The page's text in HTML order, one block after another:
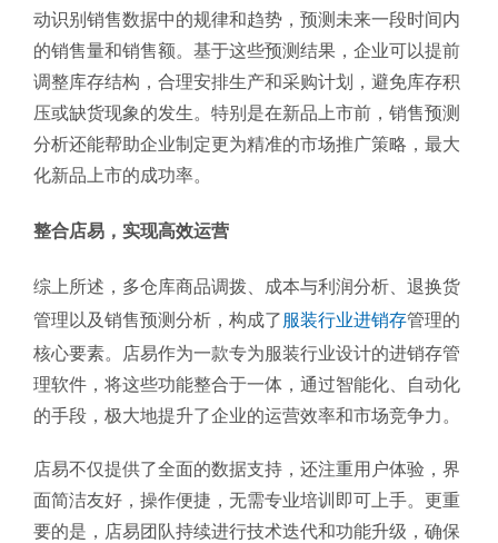
动识别销售数据中的规律和趋势，预测未来一段时间内
的销售量和销售额。基于这些预测结果，企业可以提前
调整库存结构，合理安排生产和采购计划，避免库存积
压或缺货现象的发生。特别是在新品上市前，销售预测
分析还能帮助企业制定更为精准的市场推广策略，最大
化新品上市的成功率。
整合店易，实现高效运营
综上所述，多仓库商品调拨、成本与利润分析、退换货
管理以及销售预测分析，构成了 服装行业进销存管理的
核心要素。店易作为一款专为服装行业设计的进销存管
理软件，将这些功能整合于一体，通过智能化、自动化
的手段，极大地提升了企业的运营效率和市场竞争力。
店易不仅提供了全面的数据支持，还注重用户体验，界
面简洁友好，操作便捷，无需专业培训即可上手。更重
要的是，店易团队持续进行技术迭代和功能升级，确保